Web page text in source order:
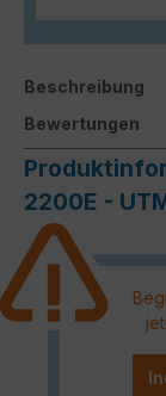
Beschreibung
Bewertungen
2200E -